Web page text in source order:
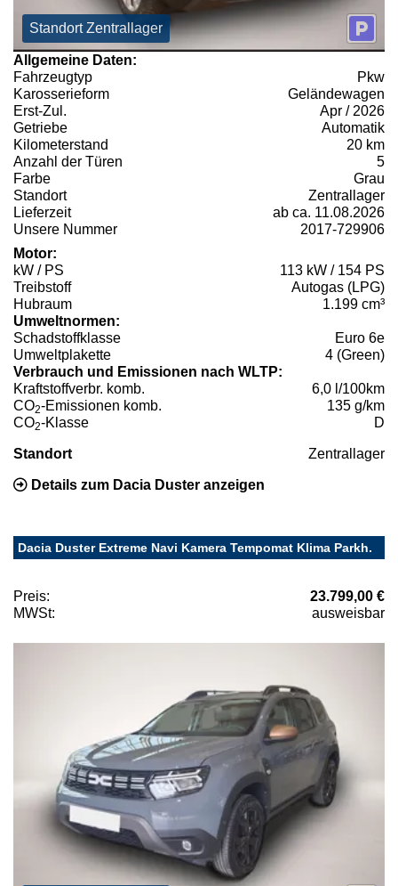
Standort Zentrallager
Allgemeine Daten:
Fahrzeugtyp
Pkw
Karosserieform
Geländewagen
Erst-Zul.
Apr / 2026
Getriebe
Automatik
Kilometerstand
20 km
Anzahl der Türen
5
Farbe
Grau
Standort
Zentrallager
Lieferzeit
ab ca. 11.08.2026
Unsere Nummer
2017-729906
Motor:
kW / PS
113 kW / 154 PS
Treibstoff
Autogas (LPG)
Hubraum
1.199 cm³
Umweltnormen:
Schadstoffklasse
Euro 6e
Umweltplakette
4 (Green)
Verbrauch und Emissionen nach WLTP:
Kraftstoffverbr. komb.
6,0 l/100km
CO2-Emissionen komb.
135 g/km
CO2-Klasse D
Standort Zentrallager
Details zum Dacia Duster anzeigen
Dacia Duster Extreme Navi Kamera Tempomat Klima Parkh.
Preis:
23.799,00 €
MWSt:
ausweisbar